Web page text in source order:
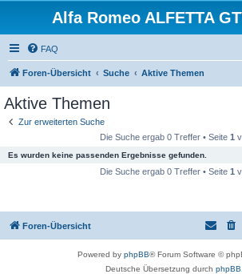
Alfa Romeo ALFETTA
FAQ
Foren-Übersicht Suche Aktive Themen
Aktive Themen
Zur erweiterten Suche
Die Suche ergab 0 Treffer • Seite 1
Es wurden keine passenden Ergebnisse gefunden.
Die Suche ergab 0 Treffer • Seite 1
Foren-Übersicht
Powered by phpBB® Forum Software ©
Deutsche Übersetzung durch